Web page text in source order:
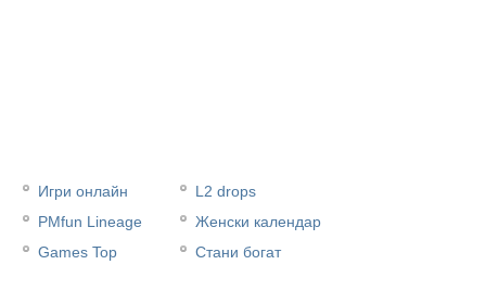
Игри онлайн
PMfun Lineage
Games Top
L2 drops
Женски календар
Стани богат